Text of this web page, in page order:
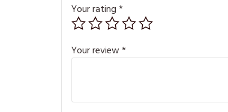
Your rating*
Your review*